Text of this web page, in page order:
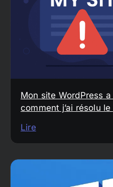
Mon site WordPress
comment j’ai résolu
Lire